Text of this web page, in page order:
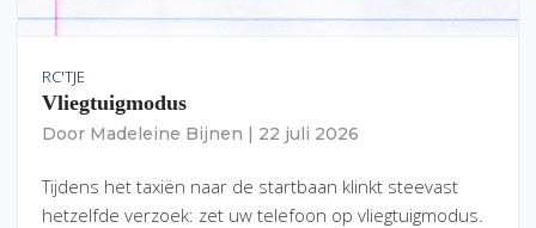
RC'TJE
Vliegtuigmodus
Door Madeleine Bijnen 22 juli 2026
Tijdens het taxiën naar de startbaan klinkt steevast
hetzelfde verzoek: zet uw telefoon op vliegtuigmodus.